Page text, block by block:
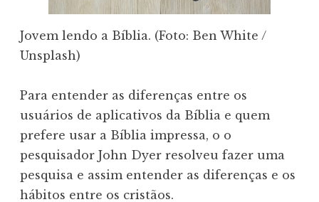
Jovem lendo a Bíblia. (Foto: Ben White /
Unsplash)
Para entender as diferenças entre os
usuários de aplicativos da Bíblia e quem
prefere usar a Bíblia impressa, o o
pesquisador John Dyer resolveu fazer uma
pesquisa e assim entender as diferenças e os
hábitos entre os cristãos.